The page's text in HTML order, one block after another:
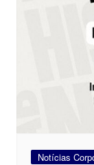
Notícias